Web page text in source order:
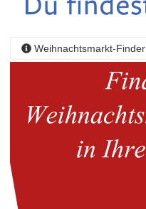
Weihnachtsmarkt-Finder